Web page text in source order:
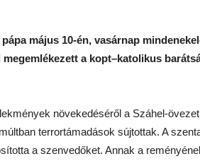
május 10-én, vasárnap
a kopt–katolikus
növekedéséről a Száhel-
terrortámadások sújtottak. A
a szenvedőket. Annak a